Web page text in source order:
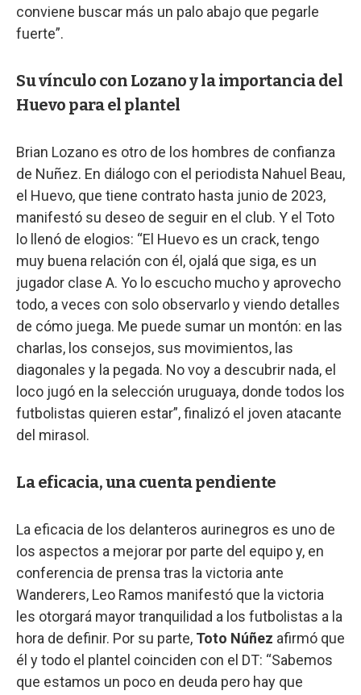
conviene buscar más un palo abajo que pegarle
fuerte”.
Su vínculo con Lozano y la importancia del
Huevo para el plantel
Brian Lozano es otro de los hombres de confianza
de Nuñez. En diálogo con el periodista Nahuel Beau,
el Huevo, que tiene contrato hasta junio de 2023,
manifestó su deseo de seguir en el club. Y el Toto
lo llenó de elogios: “El Huevo es un crack, tengo
muy buena relación con él, ojalá que siga, es un
jugador clase A. Yo lo escucho mucho y aprovecho
todo, a veces con solo observarlo y viendo detalles
de cómo juega. Me puede sumar un montón: en las
charlas, los consejos, sus movimientos, las
diagonales y la pegada. No voy a descubrir nada, el
loco jugó en la selección uruguaya, donde todos los
futbolistas quieren estar”, finalizó el joven atacante
del mirasol.
La eficacia, una cuenta pendiente
La eficacia de los delanteros aurinegros es uno de
los aspectos a mejorar por parte del equipo y, en
conferencia de prensa tras la victoria ante
Wanderers, Leo Ramos manifestó que la victoria
les otorgará mayor tranquilidad a los futbolistas a la
hora de definir. Por su parte, Toto Núñez afirmó que
él y todo el plantel coinciden con el DT: “Sabemos
que estamos un poco en deuda pero hay que